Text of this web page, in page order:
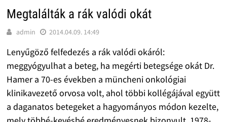
Megtalálták a rák valódi okát
admin 2014.04.09. 14:49
Lenyűgöző felfedezés a rák valódi okáról:
meggyógyulhat a beteg, ha megérti betegsége okát Dr.
Hamer a 70-es években a müncheni onkológiai
klinikavezető orvosa volt, ahol többi kollégájával együtt
a daganatos betegeket a hagyományos módon kezelte,